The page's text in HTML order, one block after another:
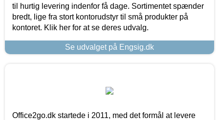
til hurtig levering indenfor få dage. Sortimentet spænder
bredt, lige fra stort kontorudstyr til små produkter på
kontoret. Klik her for at se deres udvalg.
Se udvalget på Engsig.dk
Office2go.dk startede i 2011, med det formål at levere